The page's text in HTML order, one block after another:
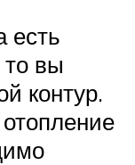
есть
то вы
контур.